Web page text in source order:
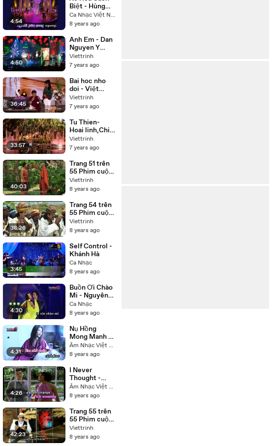
4:54
Biệt - Hùng
Linh Hoàng
Lan
Ca Nhạc Việt Nam
8 years ago
4:50
Anh Em - Dan
Nguyen Y
Phung
Viettrinh
7 years ago
36:45
Bai hoc nho
doi - Việt
Hương, Chí
Tài, Thúy Nga,
Viettrinh
7 years ago
33:57
Tu Thien-
Hoai linh,Chi
tai,Trung
Dan,Thuy
Viettrinh
7 years ago
40:03
Trang 51 trên
55 Phim cuộc
đời Đức Phật
Thích Ca
bộ 55 tập lồng
tiếng
Viettrinh
8 years ago
38:26
Trang 54 trên
55 Phim cuộc
đời Đức Phật
Thích Ca
bộ 55 tập lồng
tiếng
Viettrinh
8 years ago
3:45
Self Control -
Khánh Hà
Ca Nhạc
8 years ago
4:30
Buồn Ơi Chào
Mi - Nguyên
Hưng
Ca Nhạc
8 years ago
4:31
Nụ Hồng
Mong Manh -
Tú Quyên
Âm Nhạc Việt Nam
8 years ago
4:26
I Never
Thought -
Nhạc Ngoại -
Trish Thùy
Âm Nhạc Việt Nam
8 years ago
42:23
Trang 55 trên
55 Phim cuộc
đời Đức Phật
Thích Ca
Viettrinh
8 years ago